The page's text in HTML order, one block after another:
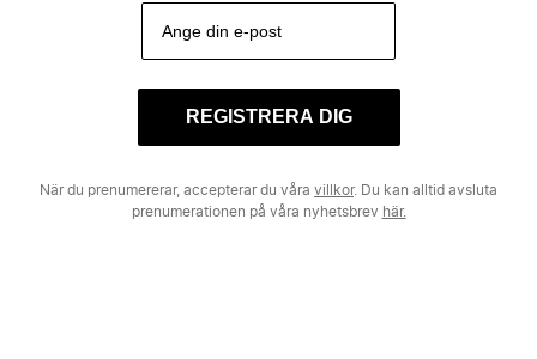
REGISTRERA DIG
När du prenumererar, accepterar du våra villkor. Du kan alltid avsluta
prenumerationen på våra nyhetsbrev här.